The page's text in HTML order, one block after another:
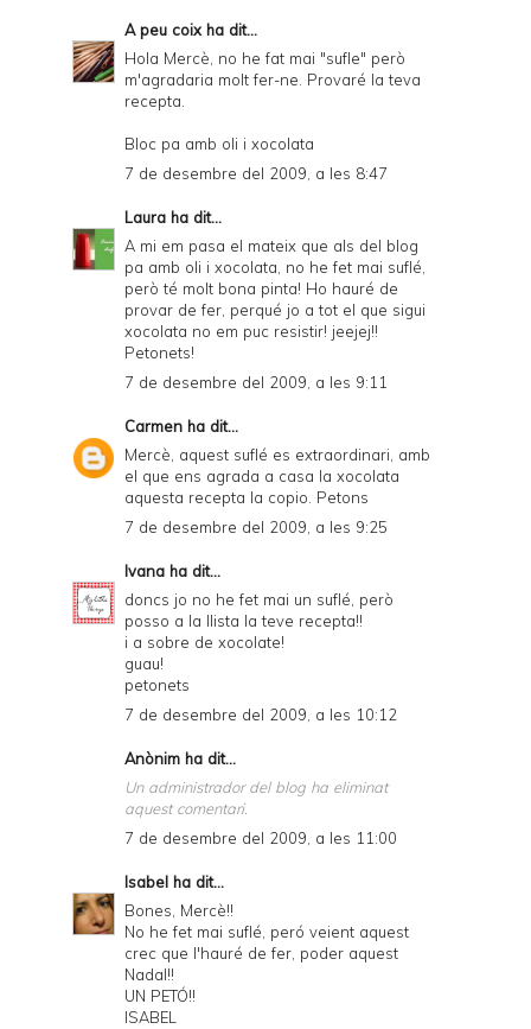
A peu coix ha dit...
Hola Mercè, no he fat mai "sufle" però
m'agradaria molt fer-ne. Provaré la teva
recepta.
Bloc pa amb oli i xocolata
7 de desembre del 2009, a les 8:47
Laura ha dit...
A mi em pasa el mateix que als del blog
pa amb oli i xocolata, no he fet mai suflé,
però té molt bona pinta! Ho hauré de
provar de fer, perqué jo a tot el que sigui
xocolata no em puc resistir! jeejej!!
Petonets!
7 de desembre del 2009, a les 9:11
Carmen ha dit...
Mercè, aquest suflé es extraordinari, amb
el que ens agrada a casa la xocolata
aquesta recepta la copio. Petons
7 de desembre del 2009, a les 9:25
Ivana ha dit...
doncs jo no he fet mai un suflé, però
posso a la llista la teve recepta!!
i a sobre de xocolate!
guau!
petonets
7 de desembre del 2009, a les 10:12
Anònim ha dit...
Un administrador del blog ha eliminat
aquest comentari.
7 de desembre del 2009, a les 11:00
Isabel ha dit...
Bones, Mercè!!
No he fet mai suflé, peró veient aquest
crec que l'hauré de fer, poder aquest
Nadal!!
UN PETÓ!!
ISABEL